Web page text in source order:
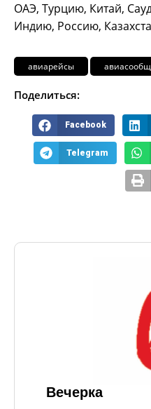
ОАЭ, Турцию, Китай,
Индию, Россию,
авиарейсы
Поделиться:
Facebook
Telegram
Вечерка